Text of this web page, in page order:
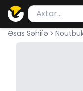
Məhsul axtar
Axtarış üçün
Əsas Səhifə